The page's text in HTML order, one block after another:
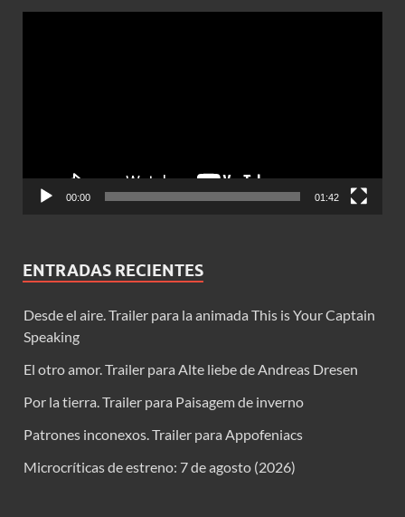
00:00 01:42
ENTRADAS RECIENTES
Desde el aire. Trailer para la animada This is Your Captain
Speaking
El otro amor. Trailer para Alte liebe de Andreas Dresen
Por la tierra. Trailer para Paisagem de inverno
Patrones inconexos. Trailer para Appofeniacs
Microcríticas de estreno: 7 de agosto (2026)